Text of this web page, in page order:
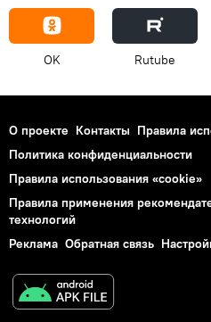
OK Rutube
О проекте Контакты Правила
Политика конфиденциальности
Правила использования «cookie»
Правила применения
технологий
Реклама Обратная связь